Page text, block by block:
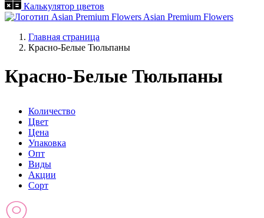
Калькулятор цветов
Asian Premium Flowers
Главная страница
Красно-Белые Тюльпаны
Красно-Белые Тюльпаны
Количество
Цвет
Цена
Упаковка
Опт
Виды
Акции
Сорт